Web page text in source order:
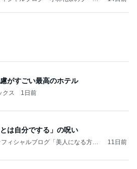
がすごい最高のホテル
クス 1日前
とは自分でする」の呪い
ィシャルブログ「美人になる方
11日前